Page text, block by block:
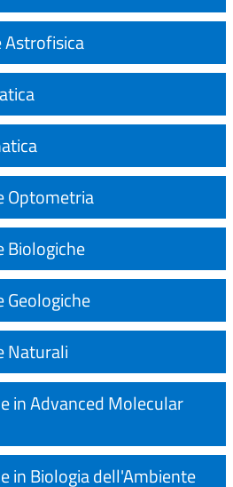
Astrofisica
Optometria
Biologiche
Geologiche
Naturali
in Advanced Molecular
in Biologia dell'Ambiente